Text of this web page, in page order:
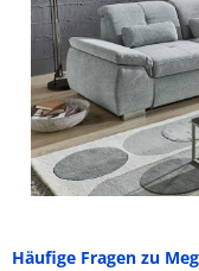
Häufige Fragen zu